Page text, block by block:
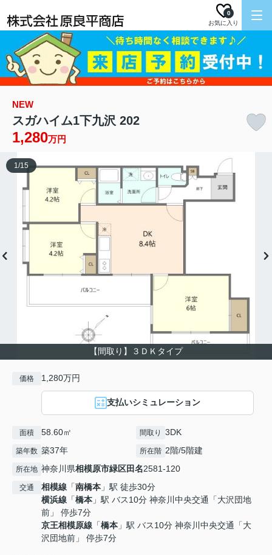
お気に入り
0
NEW
スガハイム1下九沢 202
1,280万円
【間取り】３ＤＫタイプ
1/15
価格 1,280万円
支払いシミュレーション
面積 58.60㎡ 間取り 3DK
築年数 築37年 所在階 2階/5階建
所在地 神奈川県相模原市緑区田名2581-120
交通 相模線 「南橋本 」駅 徒歩30分
横浜線 「橋本 」駅 バス10分 神奈川中央交通「大沢団地
前」 停歩7分
京王相模原線 「橋本 」駅 バス10分 神奈川中央交通「大
沢団地前」 停歩7分